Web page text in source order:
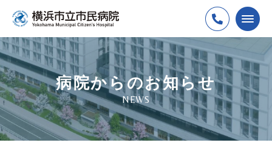
病院からのお知らせ
NEWS